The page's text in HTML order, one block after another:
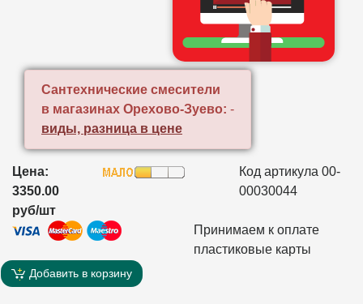
Сантехнические смесители
в магазинах Орехово-Зуево: -
виды, разница в цене
Цена:
3350.00
руб/шт
Код артикула 00-
00030044
Принимаем к оплате
пластиковые карты
Добавить в корзину